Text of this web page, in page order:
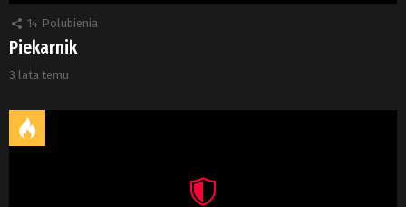
14 Polubienia
Piekarnik
3 lata temu